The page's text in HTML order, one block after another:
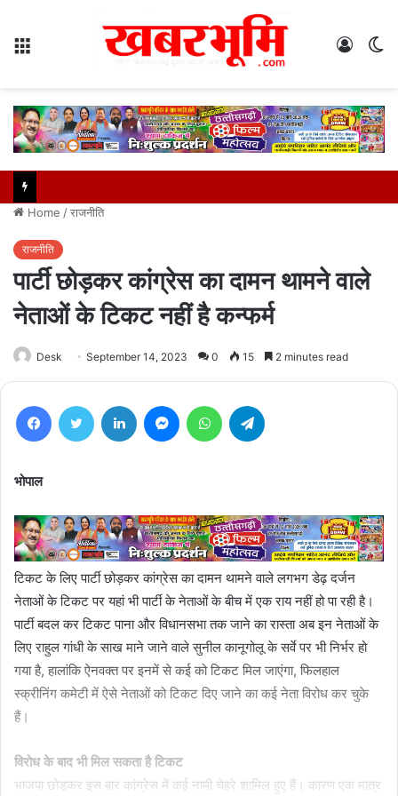
Log
Home /राजनीति
राजनीति
पार्टी छोड़कर कांग्रेस का दामन थामने वाले
नेताओं के टिकट नहीं है कन्फर्म
Desk September 14, 2023 0 15 2 minutes read
FacebookTwitter LinkedIn MessengerWhatsApp
भोपाल
टिकट के लिए पार्टी छोड़कर कांग्रेस का दामन थामने वाले लगभग डेढ़ दर्जन
नेताओं के टिकट पर यहां भी पार्टी के नेताओं के बीच में एक राय नहीं हो पा रही है।
पार्टी बदल कर टिकट पाना और विधानसभा तक जाने का रास्ता अब इन नेताओं के
लिए राहुल गांधी के साख माने जाने वाले सुनील कानूगोलू के सर्वे पर भी निर्भर हो
गया है, हालांकि ऐनवक्त पर इनमें से कई को टिकट मिल जाएंगा, फिलहाल
स्क्रीनिंग कमेटी में ऐसे नेताओं को टिकट दिए जाने का कई नेता विरोध कर चुके
हैं।
विरोध के बाद भी मिल सकता है टिकट
भाजपा छोड़कर इस बार कांग्रेस में कई नामी चेहरे शामिल हुए हैं। कारण एक मात्र